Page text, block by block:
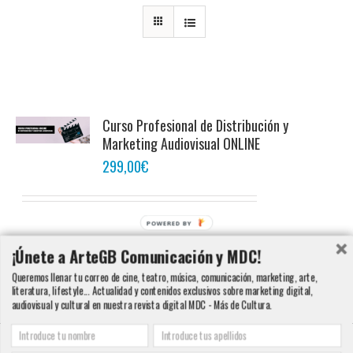
Curso Profesional de Distribución y
Marketing Audiovisual ONLINE
299,00€
¡Únete a ArteGB Comunicación y MDC!
Queremos llenar tu correo de cine, teatro, música, comunicación, marketing, arte,
literatura, lifestyle... Actualidad y contenidos exclusivos sobre marketing digital,
audiovisual y cultural en nuestra revista digital MDC - Más de Cultura.
POWERED BY